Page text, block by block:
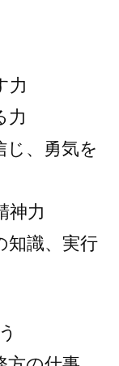
力
力
、勇気を
神力
知識、実行